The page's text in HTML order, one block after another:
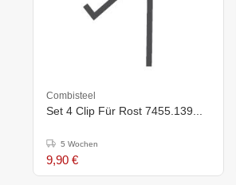
Combisteel
Set 4 Clip Für Rost 7455.139...
5 Wochen
9,90 €